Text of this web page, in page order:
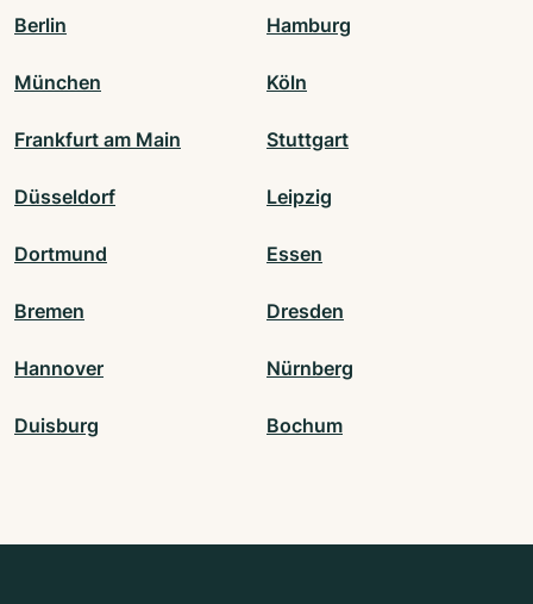
Berlin Hamburg
München Köln
Frankfurt am Main Stuttgart
Düsseldorf Leipzig
Dortmund Essen
Bremen Dresden
Hannover Nürnberg
Duisburg Bochum